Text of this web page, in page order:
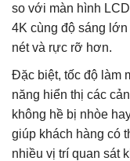
so với màn hình
4K cùng độ sáng
nét và rực rỡ hơn.
Đặc biệt, tốc độ làm
năng hiển thị các
không hề bị nhòe
giúp khách hàng có
nhiều vị trí quan sát